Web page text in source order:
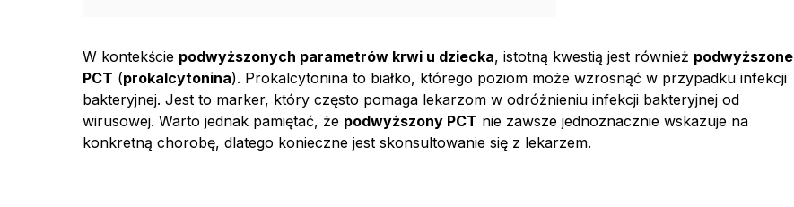
W kontekście podwyższonych parametrów krwi u dziecka, istotną kwestią jest również podwyższone
PCT (prokalcytonina). Prokalcytonina to białko, którego poziom może wzrosnąć w przypadku infekcji
bakteryjnej. Jest to marker, który często pomaga lekarzom w odróżnieniu infekcji bakteryjnej od
wirusowej. Warto jednak pamiętać, że podwyższony PCT nie zawsze jednoznacznie wskazuje na
konkretną chorobę, dlatego konieczne jest skonsultowanie się z lekarzem.